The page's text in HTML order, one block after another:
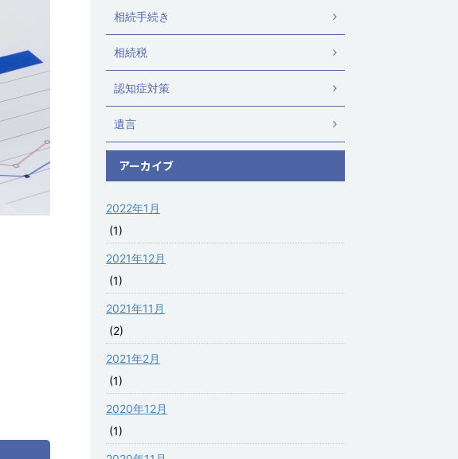
相続手続き
相続税
認知症対策
遺言
アーカイブ
2022年1月
(1)
2021年12月
(1)
2021年11月
(2)
2021年2月
(1)
2020年12月
(1)